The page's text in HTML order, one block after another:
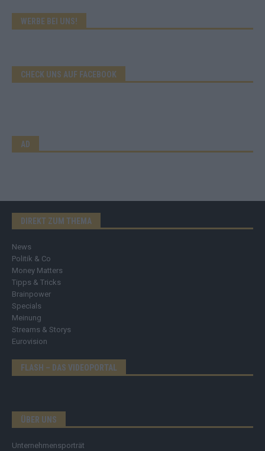
WERBE BEI UNS!
CHECK UNS AUF FACEBOOK
AD
DIREKT ZUM THEMA
News
Politik & Co
Money Matters
Tipps & Tricks
Brainpower
Specials
Meinung
Streams & Storys
Eurovision
FLASH – DAS VIDEOPORTAL
ÜBER UNS
Unternehmensporträt